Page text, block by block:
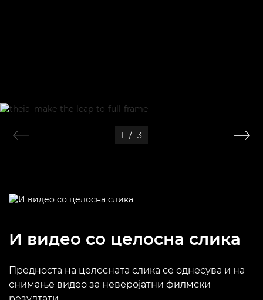
1 / 3
И видео со целосна слика
Предноста на целосната слика се однесува и на
снимање видео за неверојатни филмски